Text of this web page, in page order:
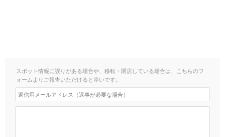
スポット情報に誤りがある場合や、移転・閉店している場合は、こちらのフ
ォームよりご報告いただけると幸いです。